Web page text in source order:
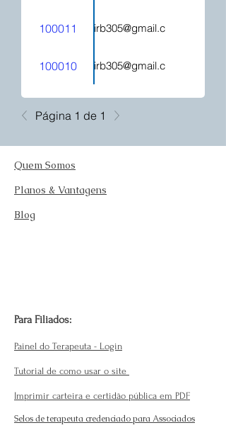
100011 kelirb305@gmail.com
100010 kelirb305@gmail.com
Página 1 de 1
Quem Somos
Planos & Vantagens
Blog
Para Filiados:
Painel do Terapeuta - Login
Tutorial de como usar o site
Imprimir carteira e certidão pública em PDF
Selos de terapeuta credenciado para Associados